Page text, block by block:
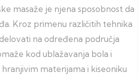
masaže je njena sposobnost da
Kroz primenu različitih tehnika
na određena područja
kod ublažavanja bola i
materijama i kiseoniku